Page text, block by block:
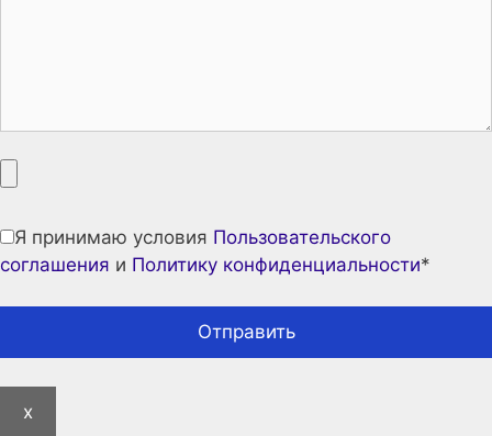
Я принимаю условия Пользовательского
соглашения и Политику конфиденциальности*
x